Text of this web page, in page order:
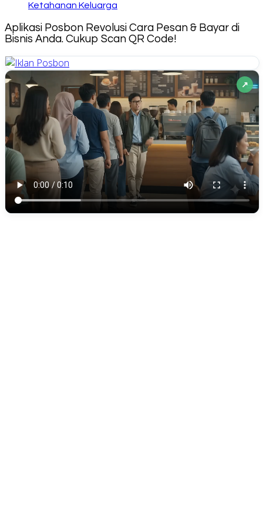
Ketahanan Keluarga
Aplikasi Posbon Revolusi Cara Pesan & Bayar di
Bisnis Anda. Cukup Scan QR Code!
↗